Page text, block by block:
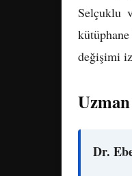
Selçuklu
değişimi
Dr.